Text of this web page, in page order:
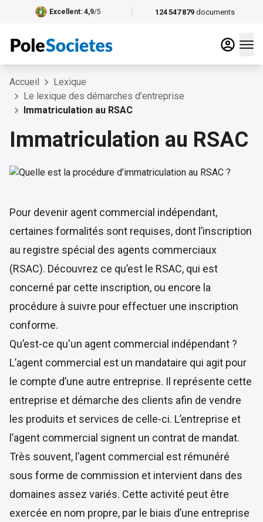
124 547 879 documents
Excellent: 4,9/5
Accueil
Lexique
Le lexique des démarches d’entreprise
Immatriculation au RSAC
Immatriculation au RSAC
Pour devenir agent commercial indépendant,
certaines formalités sont requises, dont l’inscription
au registre spécial des agents commerciaux
(RSAC). Découvrez ce qu’est le RSAC, qui est
concerné par cette inscription, ou encore la
procédure à suivre pour effectuer une inscription
conforme.
Qu’est-ce qu'un agent commercial indépendant ?
L’agent commercial est un mandataire qui agit pour
le compte d’une autre entreprise. Il représente cette
entreprise et démarche des clients afin de vendre
les produits et services de celle-ci. L’entreprise et
l’agent commercial signent un contrat de mandat.
Très souvent, l’agent commercial est rémunéré
sous forme de commission et intervient dans des
domaines assez variés. Cette activité peut être
exercée en nom propre, par le biais d’une entreprise